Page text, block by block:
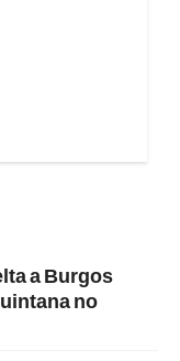
a Burgos
no